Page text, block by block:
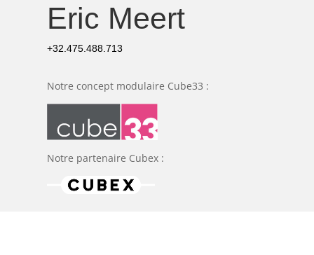
Eric Meert
+32.475.488.713
Notre concept modulaire Cube33 :
Notre partenaire Cubex :